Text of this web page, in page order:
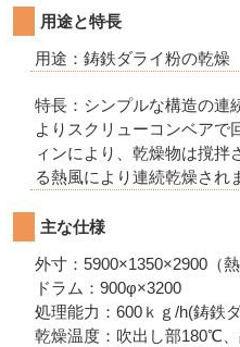
用途と特長
用途：鋳鉄ダライ粉の乾燥
特長：シンプルな構造の連
よりスクリューコンベアで
ィンにより、乾燥物は撹拌
る熱風により連続乾燥され
主な仕様
外寸：5900×1350×2900（
ドラム：900φ×3200
処理能力：600ｋｇ/h(鋳鉄ダ
乾燥温度：吹出し部180℃